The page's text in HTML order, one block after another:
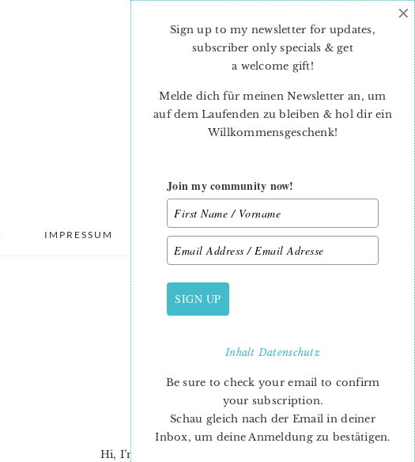
IMPRESSUM DATENSCHUTZ
PRIMARY
SIDEBAR
Hi, I’m Nadra. I’m a quilt pattern designer,
Sign up to my newsletter for updates,
subscriber only specials & get
a welcome gift!
Melde dich für meinen Newsletter an, um
auf dem Laufenden zu bleiben & hol dir ein
Willkommensgeschenk!
Join my community now!
SIGN UP
InhaltDatenschutz
Be sure to check your email to confirm
your subscription.
Schau gleich nach der Email in deiner
Inbox, um deine Anmeldung zu bestätigen.
×